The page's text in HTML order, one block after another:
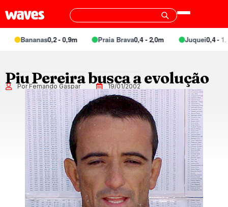
Bananas0,2 - 0,9m Praia Brava0,4 - 2,0m Juquei0,4 -
Piu Pereira busca a evolução
Por Fernando Gaspar 19/01/2002